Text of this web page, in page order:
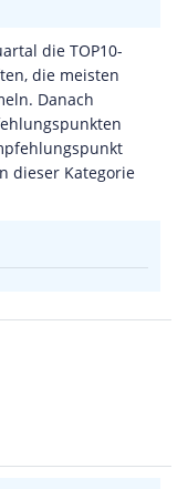
die TOP10-
die meisten
Danach
dieser Kategorie